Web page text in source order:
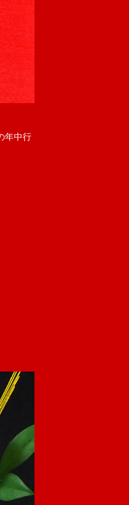
年中行